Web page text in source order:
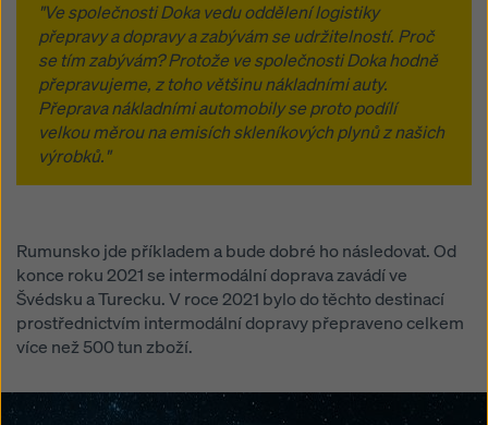
"Ve společnosti Doka vedu oddělení logistiky
přepravy a dopravy a zabývám se udržitelností. Proč
se tím zabývám? Protože ve společnosti Doka hodně
přepravujeme, z toho většinu nákladními auty.
Přeprava nákladními automobily se proto podílí
velkou měrou na emisích skleníkových plynů z našich
výrobků."
Rumunsko jde příkladem a bude dobré ho následovat. Od
konce roku 2021 se intermodální doprava zavádí ve
Švédsku a Turecku. V roce 2021 bylo do těchto destinací
prostřednictvím intermodální dopravy přepraveno celkem
více než 500 tun zboží.